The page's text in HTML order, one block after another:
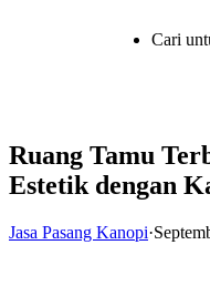
Cari
Ruang Tamu
Estetik dengan
Jasa Pasang Kanopi·